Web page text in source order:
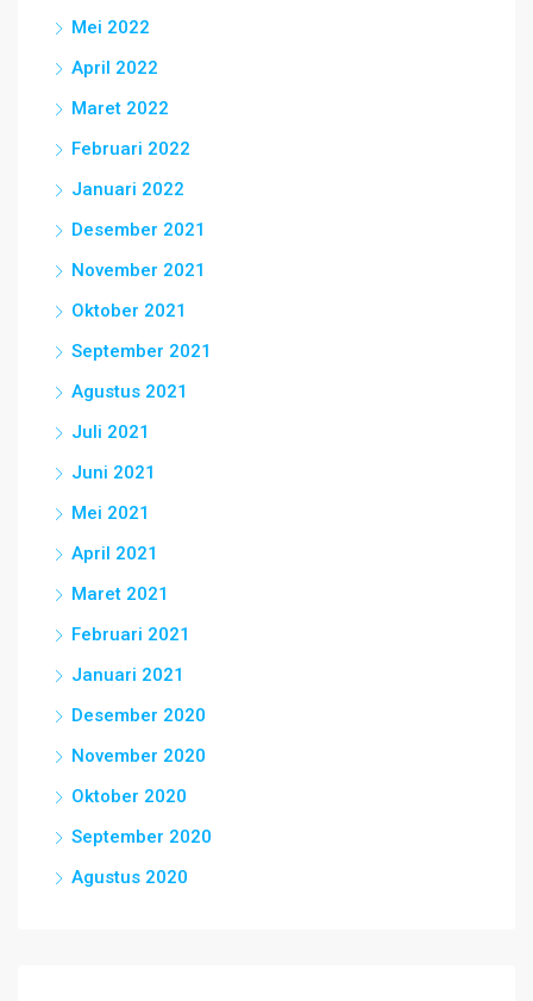
Mei 2022
April 2022
Maret 2022
Februari 2022
Januari 2022
Desember 2021
November 2021
Oktober 2021
September 2021
Agustus 2021
Juli 2021
Juni 2021
Mei 2021
April 2021
Maret 2021
Februari 2021
Januari 2021
Desember 2020
November 2020
Oktober 2020
September 2020
Agustus 2020